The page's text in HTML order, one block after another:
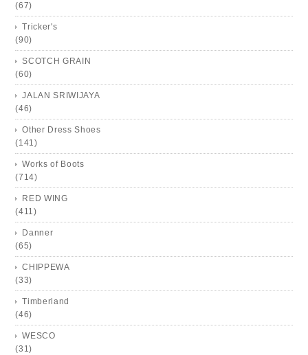
(67)
Tricker's
(90)
SCOTCH GRAIN
(60)
JALAN SRIWIJAYA
(46)
Other Dress Shoes
(141)
Works of Boots
(714)
RED WING
(411)
Danner
(65)
CHIPPEWA
(33)
Timberland
(46)
WESCO
(31)